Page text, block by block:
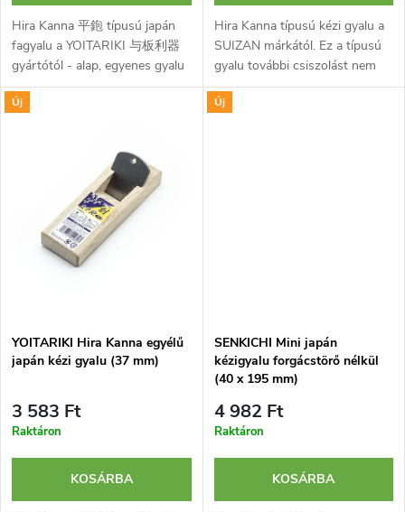
d
e
i
s
t
Hira Kanna 平鉋 típusú japán
fagyalu a YOITARIKI 与板利器
gyártótól - alap, egyenes gyalu
szimpla famegmunkáláshoz.
Edzett szénacélból készült, 42
Hira Kanna típusú kézi gyalu a
SUIZAN márkától. Ez a típusú
gyalu további csiszolást nem
igénylő, rendkívül sima felületet
garantál. Hagyományos módon,
Új
YOITARIKI Hira Kanna egyélű
japán kézi gyalu (37 mm)
3 583 Ft
Raktáron
KOSÁRBA
Új
SENKICHI Mini japán
kézigyalu forgácstörő nélkül
(40 x 195 mm)
4 982 Ft
Raktáron
KOSÁRBA